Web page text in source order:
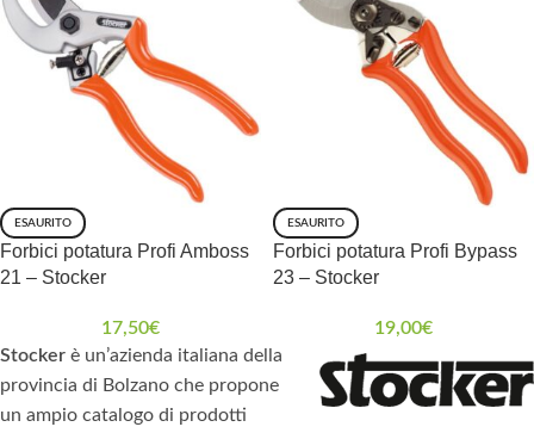
ESAURITO
Forbici potatura Profi Amboss
21 – Stocker
17,50€
ESAURITO
Forbici potatura Profi Bypass
23 – Stocker
19,00€
Stocker è un’azienda italiana della
provincia di Bolzano che propone
un ampio catalogo di prodotti